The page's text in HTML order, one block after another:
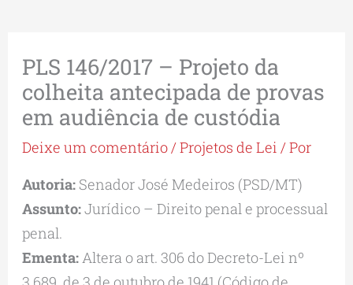
PLS 146/2017 – Projeto da
colheita antecipada de provas
em audiência de custódia
Deixe um comentário/Projetos de Lei / Por
Autoria: Senador José Medeiros (PSD/MT)
Assunto:Jurídico – Direito penal e processual
penal.
Ementa: Altera o art. 306 do Decreto-Lei nº